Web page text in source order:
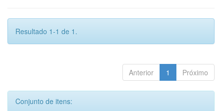
Resultado 1-1 de 1.
Anterior 1 Próximo
Conjunto de itens: